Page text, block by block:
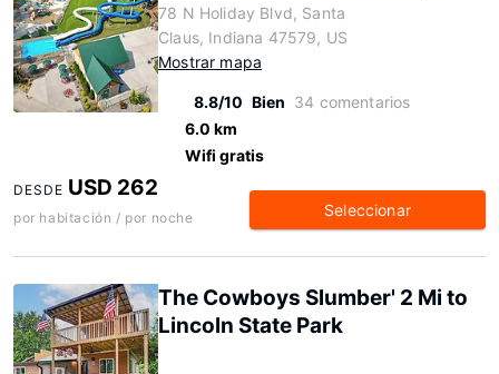
78 N Holiday Blvd, Santa
Claus, Indiana 47579, US
Mostrar mapa
8.8/10 Bien 34 comentarios
6.0 km
Wifi gratis
DESDE USD 262
por habitación / por noche Seleccionar
The Cowboys Slumber' 2 Mi to
Lincoln State Park